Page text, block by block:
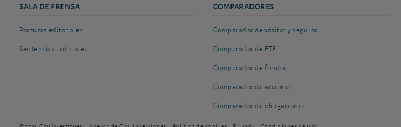
SALA DE PRENSA
Posturas editoriales
Sentencias judiciales
COMPARADORES
Comparador depósitos y seguros
Comparador de ETF
Comparador de fondos
Comparador de acciones
Comparador de obligaciones